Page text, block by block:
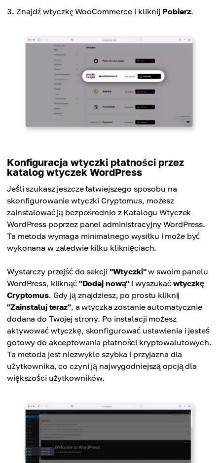
Znajdź wtyczkę WooCommerce i kliknij Pobierz.
Konfiguracja wtyczki płatności przez
katalog wtyczek WordPress
Jeśli szukasz jeszcze łatwiejszego sposobu na
skonfigurowanie wtyczki Cryptomus, możesz
zainstalować ją bezpośrednio z Katalogu Wtyczek
WordPress poprzez panel administracyjny WordPress.
Ta metoda wymaga minimalnego wysiłku i może być
wykonana w zaledwie kilku kliknięciach.
Wystarczy przejść do sekcji "Wtyczki"w swoim panelu
WordPress, kliknąć "Dodaj nową" i wyszukać wtyczkę
Cryptomus. Gdy ją znajdziesz, po prostu kliknij
"Zainstaluj teraz", a wtyczka zostanie automatycznie
dodana do Twojej strony. Po instalacji możesz
aktywować wtyczkę, skonfigurować ustawienia i jesteś
gotowy do akceptowania płatności kryptowalutowych.
Ta metoda jest niezwykle szybka i przyjazna dla
użytkownika, co czyni ją najwygodniejszą opcją dla
większości użytkowników.